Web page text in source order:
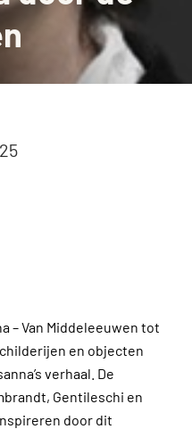
– Van Middeleeuwen tot
en objecten
verhaal. De
Gentileschi en
door dit